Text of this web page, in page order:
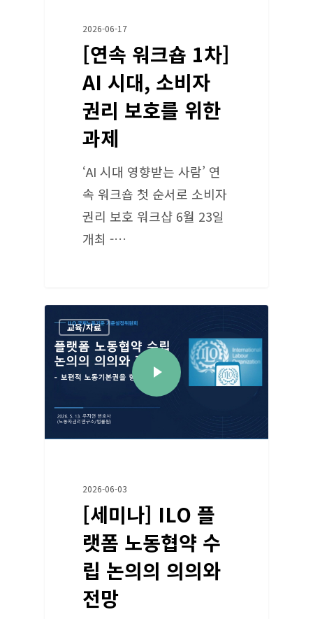
2026-06-17
[연속 워크숍 1차]
AI 시대, 소비자
권리 보호를 위한
과제
‘AI 시대 영향받는 사람’ 연
속 워크숍 첫 순서로 소비자
권리 보호 워크샵 6월 23일
개최 -…
교육/자료
2026-06-03
[세미나] ILO 플
랫폼 노동협약 수
립 논의의 의의와
전망